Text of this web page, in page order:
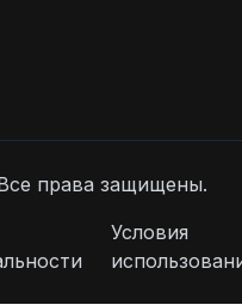
права защищены.
Условия